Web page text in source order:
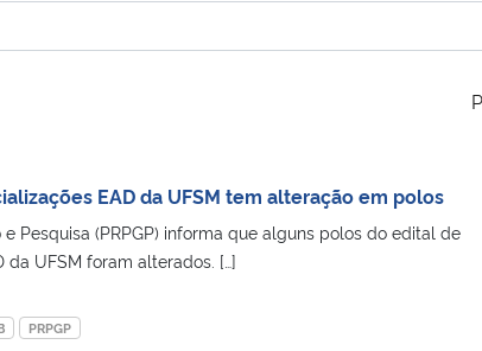
EAD da UFSM tem alteração em polos
Pesquisa (PRPGP) informa que alguns polos do edital de
da UFSM foram alterados. […]
PRPGP